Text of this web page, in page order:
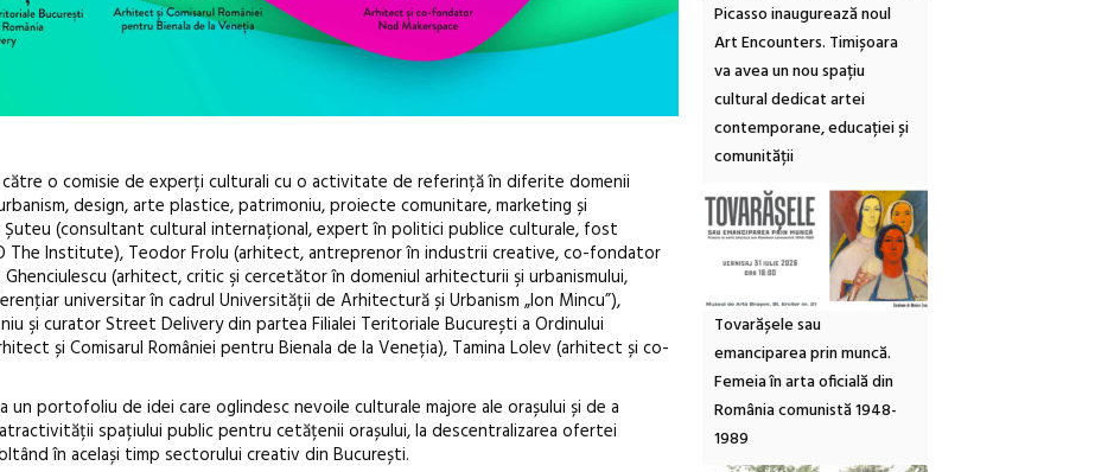
o comisie de experți culturali cu o activitate de referință în diferite domenii
design, arte plastice, patrimoniu, proiecte comunitare, marketing și
Șuteu (consultant cultural internațional, expert în politici publice culturale, fost
The Institute), Teodor Frolu (arhitect, antreprenor în industrii creative, co-fondator
(arhitect, critic şi cercetător în domeniul arhitecturii şi urbanismului,
universitar în cadrul Universității de Arhitectură și Urbanism „Ion Mincu”),
şi curator Street Delivery din partea Filialei Teritoriale București a Ordinului
și Comisarul României pentru Bienala de la Veneția), Tamina Lolev (arhitect și co-
portofoliu de idei care oglindesc nevoile culturale majore ale orașului și de a
spațiului public pentru cetățenii orașului, la descentralizarea ofertei
în același timp sectorului creativ din București.
Picasso inaugurează noul
Art Encounters. Timișoara
va avea un nou spațiu
cultural dedicat artei
contemporane, educației și
comunității
Tovarășele sau
emanciparea prin muncă.
Femeia în arta oficială din
România comunistă 1948-
1989